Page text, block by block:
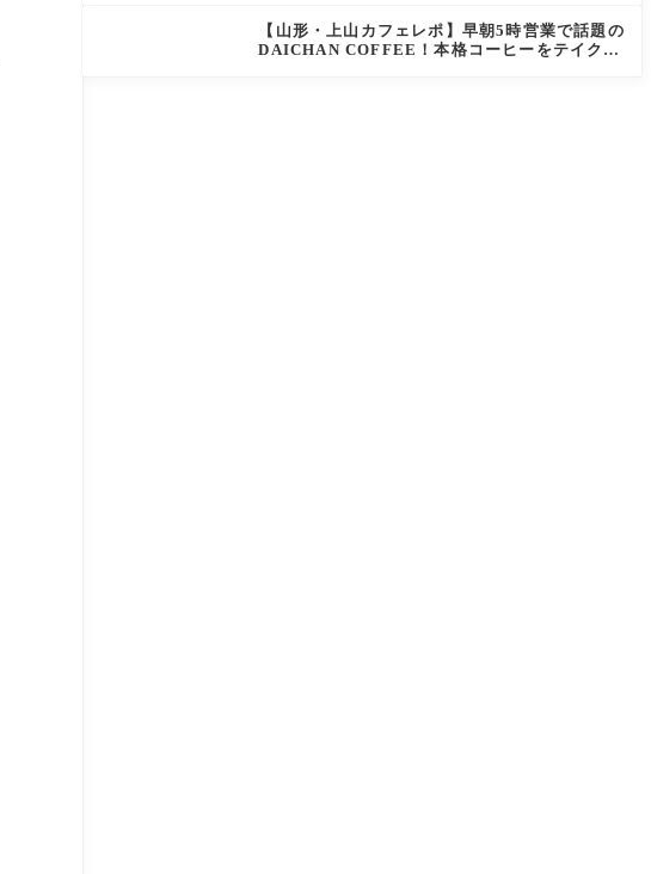
【山形・上山カフェレポ】早朝5時営業で話題の
DAICHAN COFFEE！本格コーヒーをテイクア